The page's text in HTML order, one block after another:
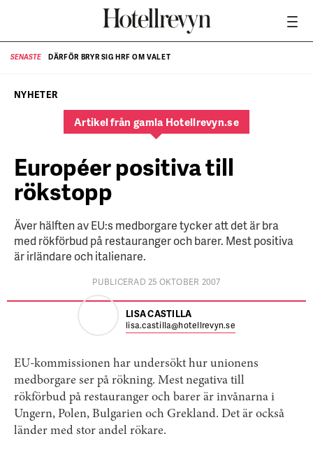
SENASTE DÄRFÖR BRYR SIG HRF OM VALET
NYHETER
Artikel från gamla Hotellrevyn.se
Européer positiva till
rökstopp
Äver hälften av EU:s medborgare tycker att det är bra
med rökförbud på restauranger och barer. Mest positiva
är irländare och italienare.
PUBLICERAD 25 OKTOBER 2007
LISA CASTILLA
lisa.castilla@hotellrevyn.se
EU-kommissionen har undersökt hur unionens
medborgare ser på rökning. Mest negativa till
rökförbud på restauranger och barer är invånarna i
Ungern, Polen, Bulgarien och Grekland. Det är också
länder med stor andel rökare.